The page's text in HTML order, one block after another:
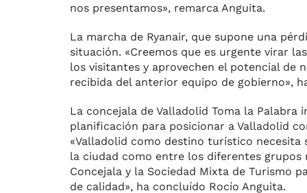
nos presentamos», remarca Anguita.
La marcha de Ryanair, que supone una
situación. «Creemos que es urgente virar
los visitantes y aprovechen el potencial de
recibida del anterior equipo de gobierno»,
La concejala de Valladolid Toma la
planificación para posicionar a Valladolid
«Valladolid como destino turístico necesita
la ciudad como entre los diferentes
Concejala y la Sociedad Mixta de Turismo
de calidad», ha concluído Rocío Anguita.